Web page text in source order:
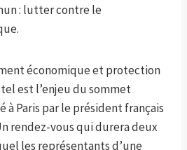
: lutter contre le
économique et protection
est l’enjeu du sommet
à Paris par le président français
rendez-vous qui durera deux
les représentants d’une